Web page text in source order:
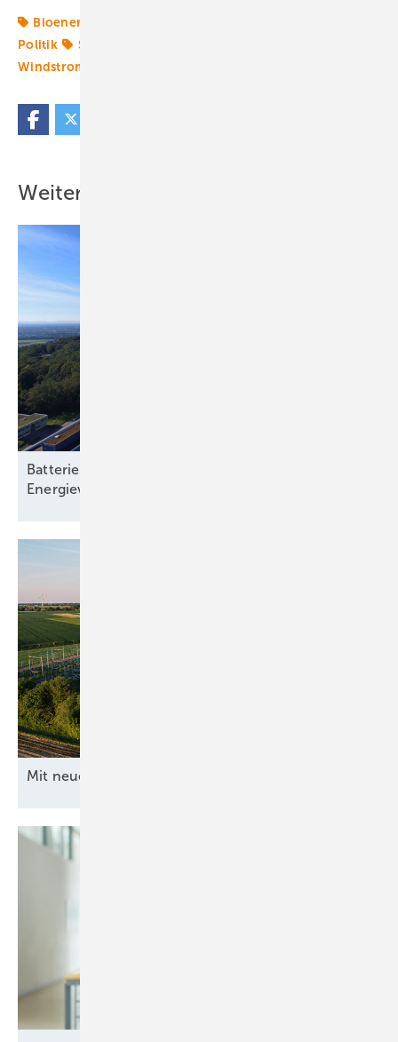
Bioenergie
Politik
Stromhandel
Windstromvermarktung
Weitere Inhalte
Batteriespeicher: Rückgrat einer klimaneutralen
Energieversorgung
Mit neuen Ideen ans